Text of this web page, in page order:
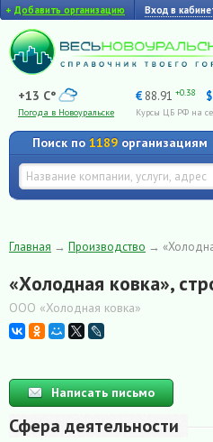
+ Добавить организацию Вход в
+13 C°
Погода в Новоуральске
€ 88.91 +0.38 $
Курсы ЦБ РФ на
Поиск по 1189 организациям
Главная → Производство →
«Холодная ковка»,
ООО «Холодная ковка»
Написать письмо
Сфера деятельности